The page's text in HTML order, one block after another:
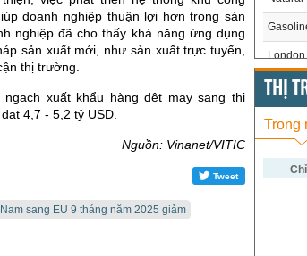
doanh nghiệp thuận lợi hơn trong sản
nghiệp đã cho thấy khả năng ứng dụng
sản xuất mới, như sản xuất trực tuyến,
thị trường.
xuất khẩu hàng dệt may sang thị
4,7 - 5,2 tỷ USD.
Nguồn: Vinanet/VITIC
Tweet
sang EU 9 tháng năm 2025 giảm
London
US
US
US
THỊ
Trong